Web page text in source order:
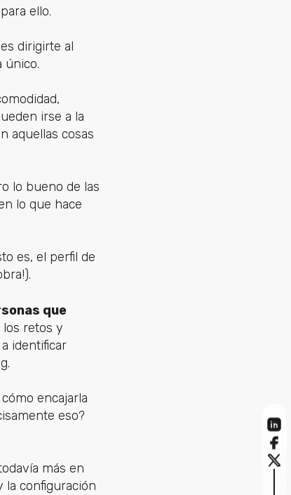
ello.
dirigirte al
único.
irse a la
aquellas cosas
lo bueno de las
lo que hace
es, el perfil de
que
los retos y
identificar
encajarla
eso?
más en
la configuración